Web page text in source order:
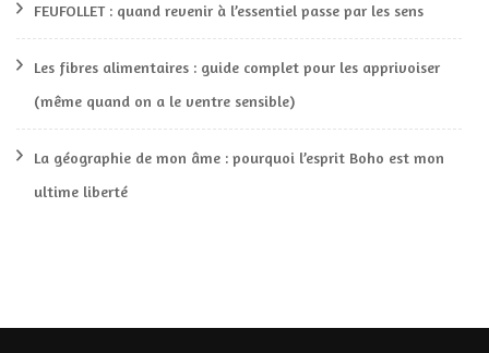
FEUFOLLET : quand revenir à l’essentiel passe par les sens
Les fibres alimentaires : guide complet pour les apprivoiser
(même quand on a le ventre sensible)
La géographie de mon âme : pourquoi l’esprit Boho est mon
ultime liberté